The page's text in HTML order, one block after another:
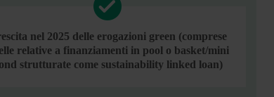
nel 2025 delle erogazioni green (comprese
relative a finanziamenti in pool o basket/mini
strutturate come sustainability linked loan)